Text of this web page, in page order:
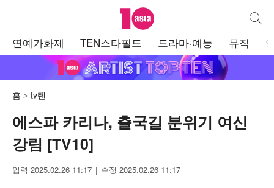
텐아시아 통합
연예가화제 TEN스타필드 드라마·예능 뮤직
홈 tv텐
에스파 카리나, 출국길 분위기 여신
강림 [TV10]
입력 2025.02.26 11:17 수정 2025.02.26 11:17